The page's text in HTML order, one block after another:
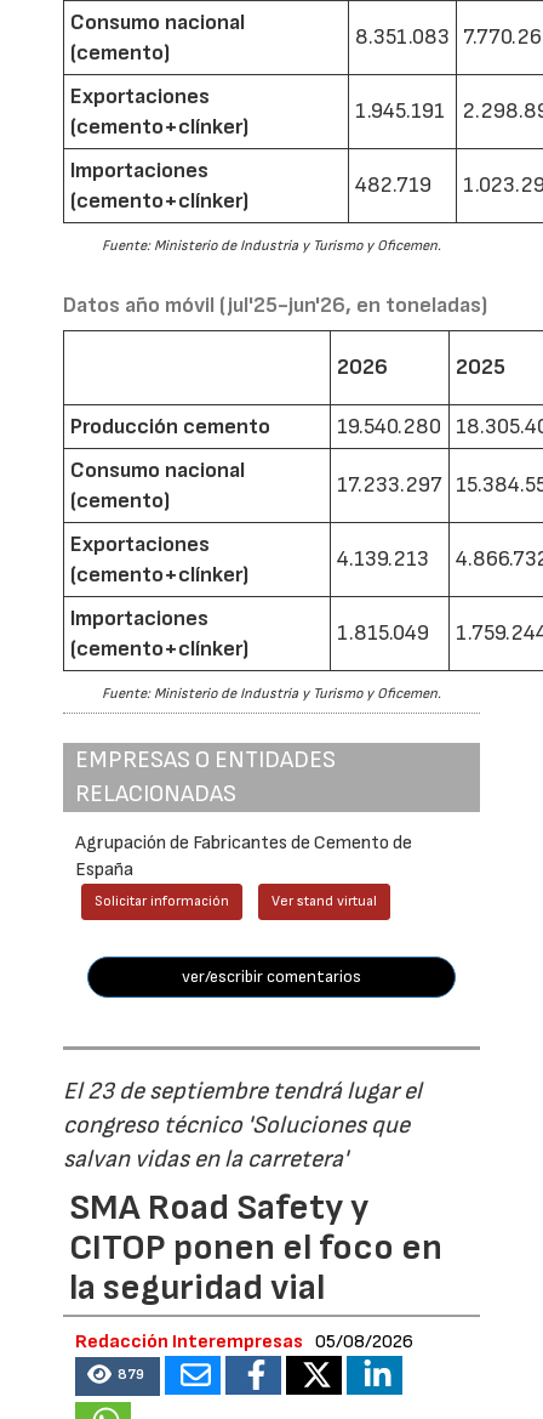
Consumo nacional
(cemento)
8.351.083
Exportaciones
(cemento+clínker)
1.945.191
Importaciones
(cemento+clínker)
482.719
Fuente: Ministerio de Industria y Turismo y Oficemen.
Datos año móvil (jul'25-jun'26, en toneladas)
2026 2025
Producción cemento 19.540.280
Consumo nacional
(cemento)
17.233.297
Exportaciones
(cemento+clínker)
4.139.213
Importaciones
(cemento+clínker)
1.815.049
Fuente: Ministerio de Industria y Turismo y Oficemen.
EMPRESAS O ENTIDADES
RELACIONADAS
Agrupación de Fabricantes de Cemento de
España
Solicitar información Ver stand virtual
ver/escribir comentarios
El 23 de septiembre tendrá lugar el
congreso técnico 'Soluciones que
salvan vidas en la carretera'
SMA Road Safety y
CITOP ponen el foco en
la seguridad vial
Redacción Interempresas 05/08/2026
879